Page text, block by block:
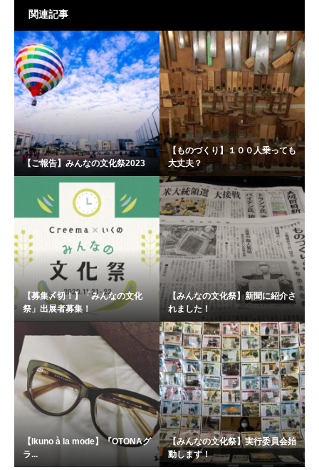
関連記事
【ご報告】みんなの文化祭2023
【ものづくり】１００人乗っても
大丈夫？
【募集〆切！】「みんなの文化
祭」出展者募集！
【みんなの文化祭】新聞に紹介さ
れました！
【Ikuno à la mode】『OTONAグ
ラ...
【みんなの文化祭】実行委員会始
動します！